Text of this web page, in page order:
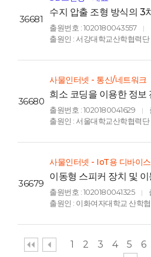
36681
수지 압출 조형 방식의 3
멘트의 제조방법(A
method of filament
deposition modeling
출원번호 : 1020180043557 |
출원인 : 서강대학교산학협력단
36680
사물인터넷 - 통신/네트워크
희소 코딩을 이용한 정보
(APPARATUS AND
TRANSMITTING
SPARSE CODING)
출원번호 : 1020180041629 |
출원인 : 서울대학교산학협력단
36679
사물인터넷 - IoT용 디바이스
이동형 스피커 장치 및
음향 출력 방법
AND SOUND
THE PORTABLE
출원번호 : 1020180041325 |
출원인 : 이화여자대학교 산학
1 2 3 4 5 6